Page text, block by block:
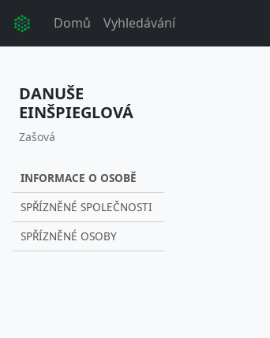
Domů Vyhledávání
DANUŠE
EINŠPIEGLOVÁ
Zašová
INFORMACE O OSOBĚ
SPŘÍZNĚNÉ SPOLEČNOSTI
SPŘÍZNĚNÉ OSOBY